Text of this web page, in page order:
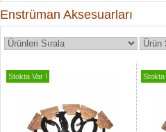
Enstrüman Aksesuarları
Stokta Var ! Stokta